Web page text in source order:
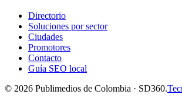
Directorio
Soluciones por sector
Ciudades
Promotores
Contacto
Guía SEO local
© 2026 Publimedios de Colombia · SD360.